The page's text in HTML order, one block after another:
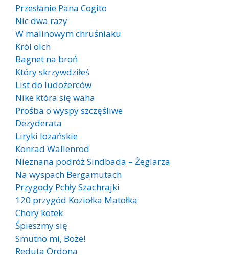
Przesłanie Pana Cogito
Nic dwa razy
W malinowym chruśniaku
Król olch
Bagnet na broń
Który skrzywdziłeś
List do ludożerców
Nike która się waha
Prośba o wyspy szczęśliwe
Dezyderata
Liryki lozańskie
Konrad Wallenrod
Nieznana podróż Sindbada – Żeglarza
Na wyspach Bergamutach
Przygody Pchły Szachrajki
120 przygód Koziołka Matołka
Chory kotek
Śpieszmy się
Smutno mi, Boże!
Reduta Ordona